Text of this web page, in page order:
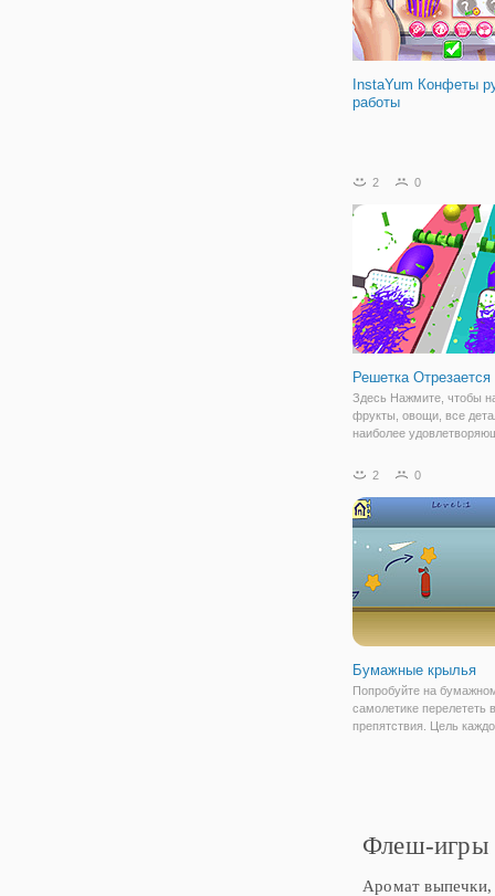
InstaYum Конфеты
работы
2 0
Решетка
Здесь Нажмите, чтобы
фрукты, овощи, все
наиболее
популярные игры.
2 0
Бумажные крылья
Попробуйте на
самолетике перелететь
препятствия. Цель
Флеш-игры
Аромат выпечки,